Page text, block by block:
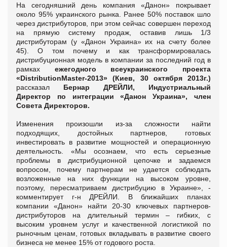
На сегодняшний день компания «Данон» покрывает
около 95% украинского рынка. Ранее 50% поставок шло
через дистрибуторов, при этом сейчас совершен переход
на прямую систему продаж, оставив лишь 1/3
дистрибуторам (у «Данон Украина» их на счету более
45). О том почему и как трансформировалась
дистрибуционная модель в компании за последний год в
рамках ежегодного всеукраинского проекта
«DistributionMaster-2013» (Киев, 30 октября 2013г.)
рассказал Бернар ДРЕЙЛИ, Индустриальный
Директор по интеграции «Данон Украина», член
Совета Директоров.
Изменения произошли из-за сложности найти
подходящих, достойных партнеров, готовых
инвестировать в развитие мощностей и операционную
деятельность. «Мы осознаем, что есть серьезные
проблемы в дистрибуционной цепочке и задаемся
вопросом, почему партнерам не удается соблюдать
возложенные на них функции на высоком уровне,
поэтому, пересматриваем дистрибуцию в Украине», -
комментирует г-н ДРЕЙЛИ. В ближайших планах
компании «Данон» найти 20-30 ключевых партнеров-
дистрибуторов на длительный термин – гибких, с
высоким уровнем услуг и качественной логистикой по
рыночным ценам, готовых вкладывать в развитие своего
бизнеса не менее 15% от годового роста.